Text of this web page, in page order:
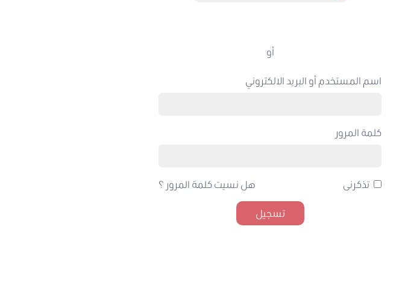
أو
اسم المستخدم أو البريد الالكتروني
كلمة المرور
تذكرنى هل نسيت كلمة المرور ؟